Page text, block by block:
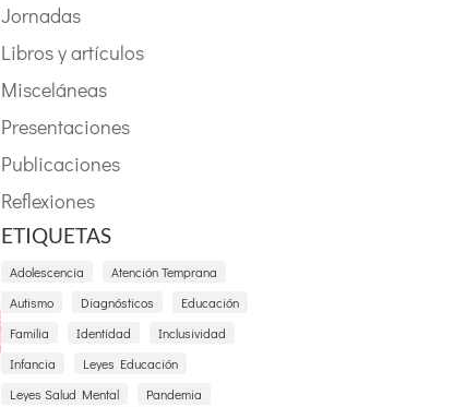
Jornadas
Libros y artículos
Misceláneas
Presentaciones
Publicaciones
Reflexiones
ETIQUETAS
Adolescencia
Atención Temprana
Autismo
Diagnósticos
Educación
Familia
Identidad
Inclusividad
Infancia
Leyes Educación
Leyes Salud Mental
Pandemia